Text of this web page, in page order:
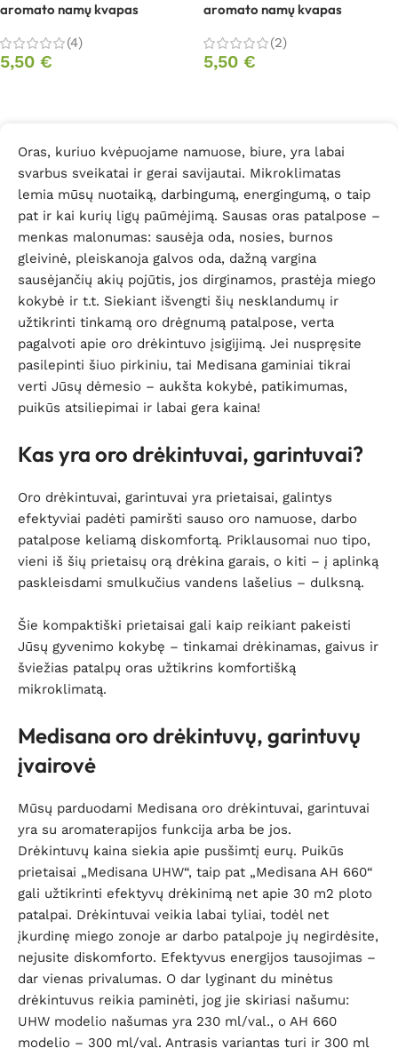
aromato namų kvapas
(4)
5,50 €
aromato namų kvapas
(2)
5,50 €
Oras, kuriuo kvėpuojame namuose, biure, yra labai
svarbus sveikatai ir gerai savijautai. Mikroklimatas
lemia mūsų nuotaiką, darbingumą, energingumą, o taip
pat ir kai kurių ligų paūmėjimą. Sausas oras patalpose –
menkas malonumas: sausėja oda, nosies, burnos
gleivinė, pleiskanoja galvos oda, dažną vargina
sausėjančių akių pojūtis, jos dirginamos, prastėja miego
kokybė ir t.t. Siekiant išvengti šių nesklandumų ir
užtikrinti tinkamą oro drėgnumą patalpose, verta
pagalvoti apie oro drėkintuvo įsigijimą. Jei nuspręsite
pasilepinti šiuo pirkiniu, tai Medisana gaminiai tikrai
verti Jūsų dėmesio – aukšta kokybė, patikimumas,
puikūs atsiliepimai ir labai gera kaina!
Kas yra oro drėkintuvai, garintuvai?
Oro drėkintuvai, garintuvai yra prietaisai, galintys
efektyviai padėti pamiršti sauso oro namuose, darbo
patalpose keliamą diskomfortą. Priklausomai nuo tipo,
vieni iš šių prietaisų orą drėkina garais, o kiti – į aplinką
paskleisdami smulkučius vandens lašelius – dulksną.
Šie kompaktiški prietaisai gali kaip reikiant pakeisti
Jūsų gyvenimo kokybę – tinkamai drėkinamas, gaivus ir
šviežias patalpų oras užtikrins komfortišką
mikroklimatą.
Medisana oro drėkintuvų, garintuvų
įvairovė
Mūsų parduodami Medisana oro drėkintuvai, garintuvai
yra su aromaterapijos funkcija arba be jos.
Drėkintuvų kaina siekia apie pusšimtį eurų. Puikūs
prietaisai „Medisana UHW“, taip pat „Medisana AH 660“
gali užtikrinti efektyvų drėkinimą net apie 30 m2 ploto
patalpai. Drėkintuvai veikia labai tyliai, todėl net
įkurdinę miego zonoje ar darbo patalpoje jų negirdėsite,
nejusite diskomforto. Efektyvus energijos tausojimas –
dar vienas privalumas. O dar lyginant du minėtus
drėkintuvus reikia paminėti, jog jie skiriasi našumu:
UHW modelio našumas yra 230 ml/val., o AH 660
modelio – 300 ml/val. Antrasis variantas turi ir 300 ml